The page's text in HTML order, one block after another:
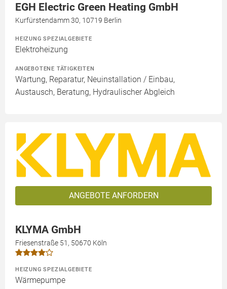
EGH Electric Green Heating GmbH
Kurfürstendamm 30, 10719 Berlin
HEIZUNG SPEZIALGEBIETE
Elektroheizung
ANGEBOTENE TÄTIGKEITEN
Wartung, Reparatur, Neuinstallation / Einbau,
Austausch, Beratung, Hydraulischer Abgleich
ANGEBOTE ANFORDERN
KLYMA GmbH
Friesenstraße 51, 50670 Köln
HEIZUNG SPEZIALGEBIETE
Wärmepumpe